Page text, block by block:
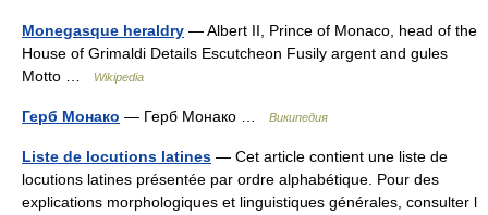
Monegasque heraldry — Albert II, Prince of Monaco, head of the
House of Grimaldi Details Escutcheon Fusily argent and gules
Motto …
Wikipedia
Герб Монако — Герб Монако … Википедия
Liste de locutions latines — Cet article contient une liste de
locutions latines présentée par ordre alphabétique. Pour des
explications morphologiques et linguistiques générales, consulter l